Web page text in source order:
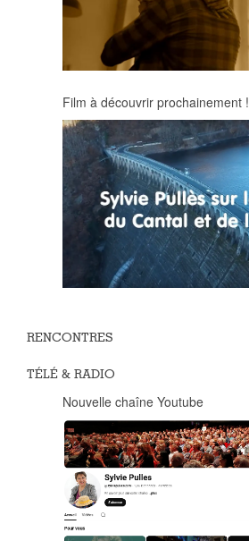
Film à découvrir prochainement !
RENCONTRES
TÉLÉ & RADIO
Nouvelle chaîne Youtube